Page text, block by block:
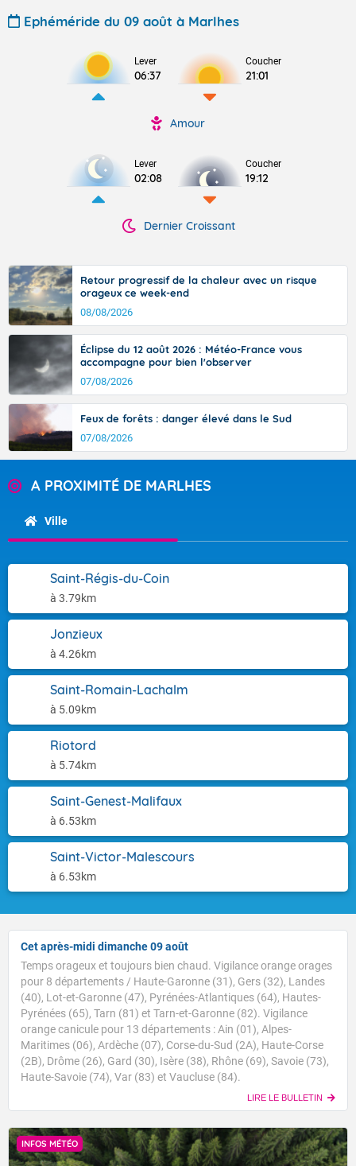
Ephéméride du 09 août à Marlhes
Lever
06:37
Coucher
21:01
Amour
Lever
02:08
Coucher
19:12
Dernier Croissant
Retour progressif de la chaleur avec un risque
orageux ce week-end
08/08/2026
Éclipse du 12 août 2026 : Météo-France vous
accompagne pour bien l'observer
07/08/2026
Feux de forêts : danger élevé dans le Sud
07/08/2026
A PROXIMITÉ DE MARLHES
Ville
Saint-Régis-du-Coin
à 3.79km
Jonzieux
à 4.26km
Saint-Romain-Lachalm
à 5.09km
Riotord
à 5.74km
Saint-Genest-Malifaux
à 6.53km
Saint-Victor-Malescours
à 6.53km
Cet après-midi dimanche 09 août
Temps orageux et toujours bien chaud. Vigilance orange orages
pour 8 départements / Haute-Garonne (31), Gers (32), Landes
(40), Lot-et-Garonne (47), Pyrénées-Atlantiques (64), Hautes-
Pyrénées (65), Tarn (81) et Tarn-et-Garonne (82). Vigilance
orange canicule pour 13 départements : Ain (01), Alpes-
Maritimes (06), Ardèche (07), Corse-du-Sud (2A), Haute-Corse
(2B), Drôme (26), Gard (30), Isère (38), Rhône (69), Savoie (73),
Haute-Savoie (74), Var (83) et Vaucluse (84).
LIRE LE BULLETIN
INFOS MÉTÉO